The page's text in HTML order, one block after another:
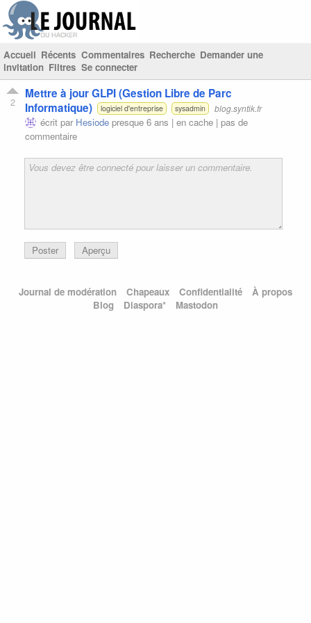
Accueil Récents Commentaires Recherche Demander une
invitation Filtres Se connecter
2
Mettre à jour GLPI (Gestion Libre de Parc
Informatique)
logiciel d'entreprise sysadmin blog.syntik.fr
écrit par Hesiode presque 6 ans | en cache | pas de
commentaire
Poster Aperçu
Journal de modération Chapeaux Confidentialité
À propos
Blog
Diaspora* Mastodon